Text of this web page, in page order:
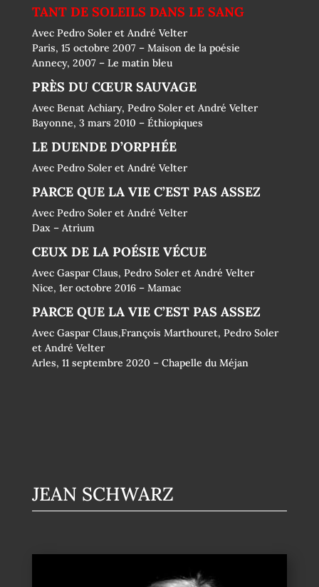
TANT DE SOLEILS DANS LE SANG
Avec Pedro Soler et André Velter
Paris, 15 octobre 2007 – Maison de la poésie
Annecy, 2007 – Le matin bleu
PRÈS DU CŒUR SAUVAGE
Avec Benat Achiary, Pedro Soler et André Velter
Bayonne, 3 mars 2010 – Éthiopiques
LE DUENDE D’ORPHÉE
Avec Pedro Soler et André Velter
PARCE QUE LA VIE C’EST PAS ASSEZ
Avec Pedro Soler et André Velter
Dax – Atrium
CEUX DE LA POÉSIE VÉCUE
Avec Gaspar Claus, Pedro Soler et André Velter
Nice, 1er octobre 2016 – Mamac
PARCE QUE LA VIE C’EST PAS ASSEZ
Avec Gaspar Claus,François Marthouret, Pedro Soler
et André Velter
Arles, 11 septembre 2020 – Chapelle du Méjan
JEAN SCHWARZ